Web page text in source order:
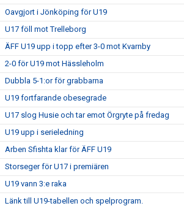
Oavgjort i Jönköping för U19
U17 föll mot Trelleborg
ÄFF U19 upp i topp efter 3-0 mot Kvarnby
2-0 för U19 mot Hässleholm
Dubbla 5-1:or för grabbarna
U19 fortfarande obesegrade
U17 slog Husie och tar emot Örgryte på fredag
U19 upp i serieledning
Arben Sfishta klar för ÄFF U19
Storseger för U17 i premiären
U19 vann 3:e raka
Länk till U19-tabellen och spelprogram.